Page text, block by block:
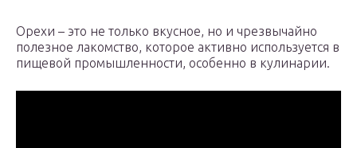
Орехи – это не только вкусное, но и чрезвычайно
полезное лакомство, которое активно используется в
пищевой промышленности, особенно в кулинарии.